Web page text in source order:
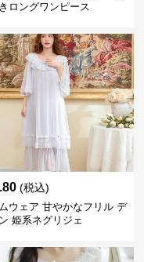
ロングワンピース
(税込)
ウェア 甘やかなフリル デ
姫系ネグリジェ